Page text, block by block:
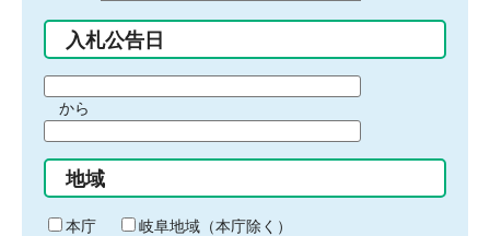
入札公告日
間
始
り
から
間
終
わ
地域
本庁
岐阜地域（本庁除く）